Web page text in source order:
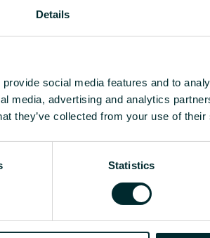
Details
social media features and to
media, advertising and analytics
they’ve collected from your use of
Statistics
sekä
[kg] CO2/Kg ekvivalentti
valitse kategoria ja me